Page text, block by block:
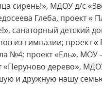
сирень!», МДОУ д/с
Глеба, проект «
санаторный детский
из гимназии;
№4; проект «Ель», МОУ
«Перуново дерево»,
и дружную нашу